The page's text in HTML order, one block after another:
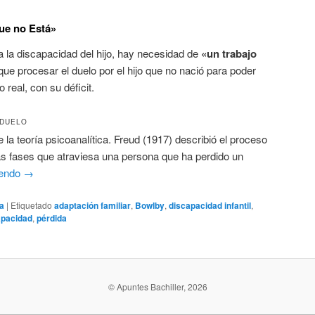
no Está»
la discapacidad del hijo, hay necesidad de «un trabajo
procesar el duelo por el hijo que no nació para poder
real, con su déficit.
la teoría psicoanalítica. Freud (1917) describió el proceso
fases que atraviesa una persona que ha perdido un
→
| Etiquetado adaptación familiar, Bowlby, discapacidad infantil,
, pérdida
© Apuntes Bachiller, 2026